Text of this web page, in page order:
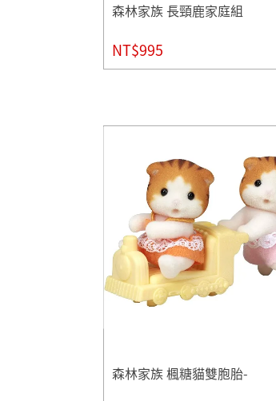
森林家族 長頸鹿家庭組
NT$995
森林家族 楓糖貓雙胞胎-